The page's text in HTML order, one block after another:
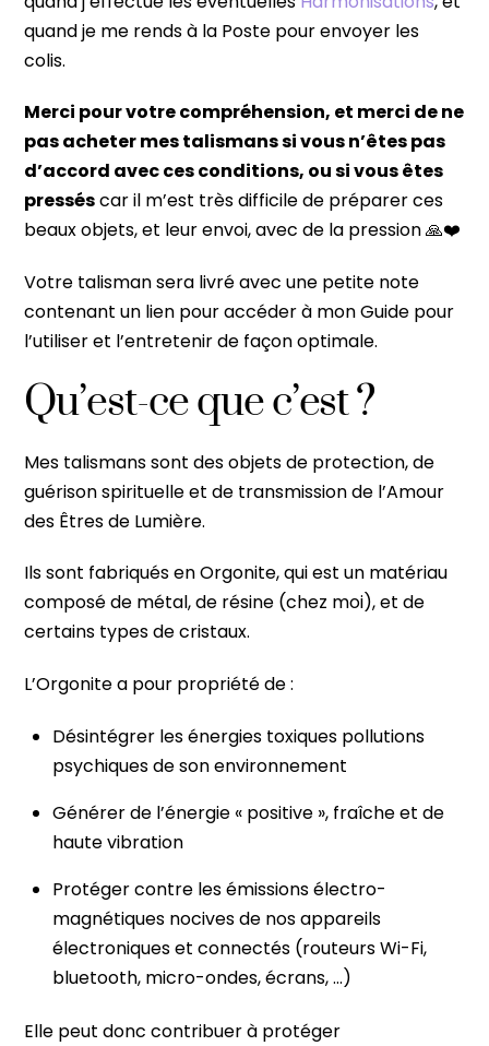
quand je me rends à la Poste pour envoyer les
colis.
Merci pour votre compréhension, et merci de ne
pas acheter mes talismans si vous n’êtes pas
d’accord avec ces conditions, ou si vous êtes
presséscar il m’est très difficile de préparer ces
beaux objets, et leur envoi, avec de la pression 🙏❤️
Votre talisman sera livré avec une petite note
contenant un lien pour accéder à mon Guide pour
l’utiliser et l’entretenir de façon optimale.
Qu’est-ce que c’est ?
Mes talismans sont des objets de protection, de
guérison spirituelle et de transmission de l’Amour
des Êtres de Lumière.
Ils sont fabriqués en Orgonite, qui est un matériau
composé de métal, de résine (chez moi), et de
certains types de cristaux.
L’Orgonite a pour propriété de :
Désintégrer les énergies toxiques pollutions
psychiques de son environnement
Générer de l’énergie « positive », fraîche et de
haute vibration
Protéger contre les émissions électro-
magnétiques nocives de nos appareils
électroniques et connectés (routeurs Wi-Fi,
bluetooth, micro-ondes, écrans, …)
Elle peut donc contribuer à protéger